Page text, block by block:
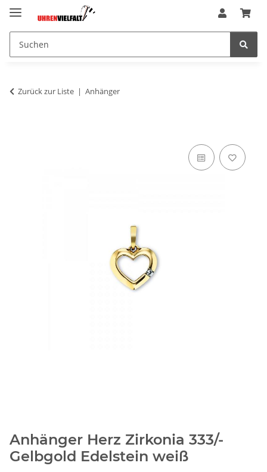
Zurück zur Liste Anhänger
Anhänger Herz Zirkonia 333/-
Gelbgold Edelstein weiß